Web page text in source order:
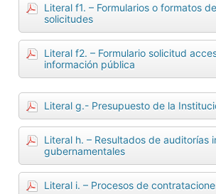
Literal f1. – Formularios o formatos de
solicitudes
Literal f2. – Formulario solicitud
información pública
Literal g.- Presupuesto de la
Literal h. – Resultados de auditorías
gubernamentales
Literal i. – Procesos de